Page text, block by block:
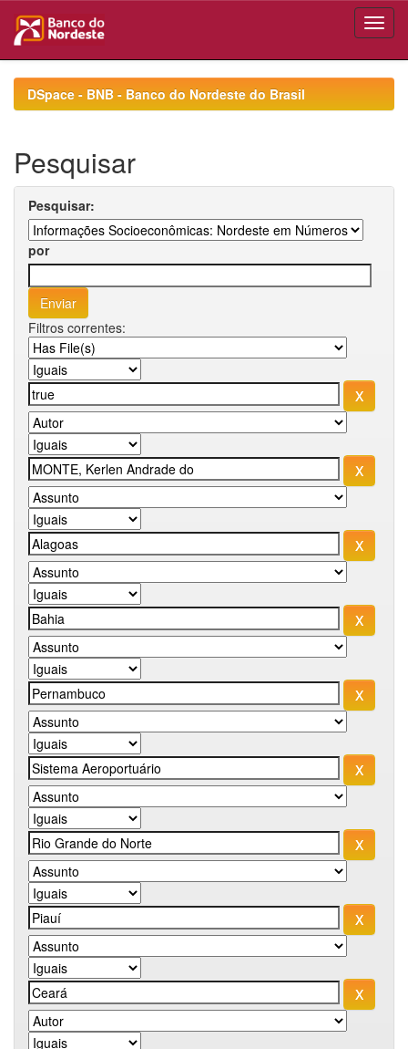
navigationDSpace - BNB - Banco do Nordeste do Brasil
Pesquisar
Pesquisar:
por
Filtros correntes: